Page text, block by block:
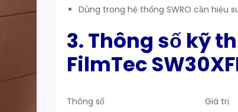
Dùng trong hệ thống SWRO cần hiệu
3. Thông số kỹ
FilmTec
Thông số Giá trị